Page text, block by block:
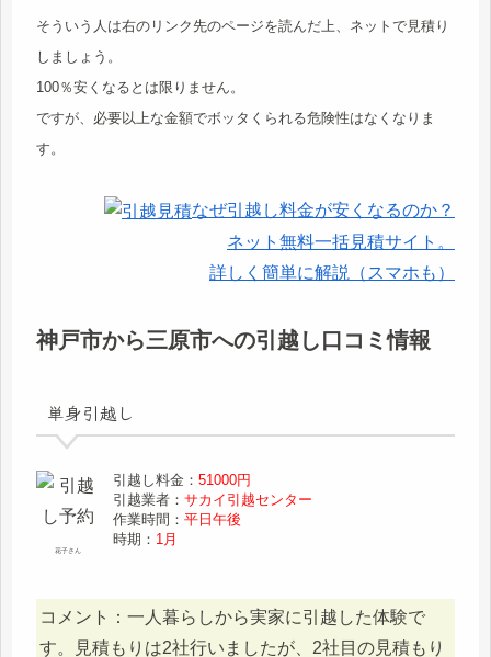
そういう人は右のリンク先のページを読んだ上、ネットで見積り
しましょう。
100％安くなるとは限りません。
ですが、必要以上な金額でボッタくられる危険性はなくなりま
す。
なぜ引越し料金が安くなるのか？
ネット無料一括見積サイト。
詳しく簡単に解説（スマホも）
神戸市から三原市への引越し口コミ情報
単身引越し
花子さん
引越し料金：51000円
引越業者：サカイ引越センター
作業時間：平日午後
時期： 1月
コメント：一人暮らしから実家に引越した体験で
す。見積もりは2社行いましたが、2社目の見積もり